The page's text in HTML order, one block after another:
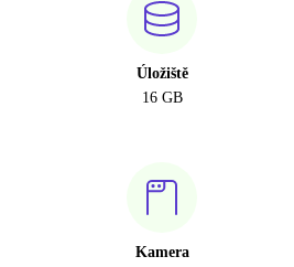
Úložiště
16 GB
Kamera